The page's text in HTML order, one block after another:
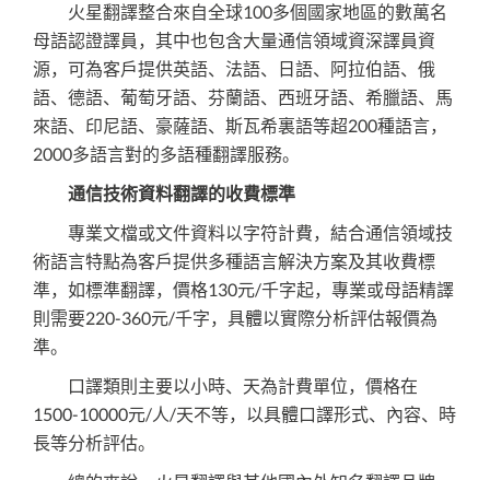
火星翻譯整合來自全球100多個國家地區的數萬名
母語認證譯員，其中也包含大量通信領域資深譯員資
源，可為客戶提供英語、法語、日語、阿拉伯語、俄
語、德語、葡萄牙語、芬蘭語、西班牙語、希臘語、馬
來語、印尼語、豪薩語、斯瓦希裏語等超200種語言，
2000多語言對的多語種翻譯服務。
通信技術資料翻譯的收費標準
專業文檔或文件資料以字符計費，結合通信領域技
術語言特點為客戶提供多種語言解決方案及其收費標
準，如標準翻譯，價格130元/千字起，專業或母語精譯
則需要220-360元/千字，具體以實際分析評估報價為
準。
口譯類則主要以小時、天為計費單位，價格在
1500-10000元/人/天不等，以具體口譯形式、內容、時
長等分析評估。